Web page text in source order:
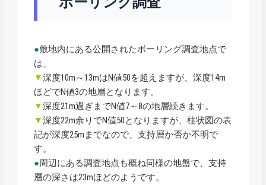
●敷地内にある公開されたボーリング調査地点で
は、
▼深度10m～13mはN値50を超えますが、深度14m
ほどでN値3の地層となります。
▼深度21m過ぎまでN値7～8の地層続きます。
▼深度22m余りでN値50となりますが、柱状図の表
記が深度25mまでなので、支持層か否か不明で
す。
●周辺にある調査地点も概ね同様の地盤で、支持
層の深さは23mほどのようです。